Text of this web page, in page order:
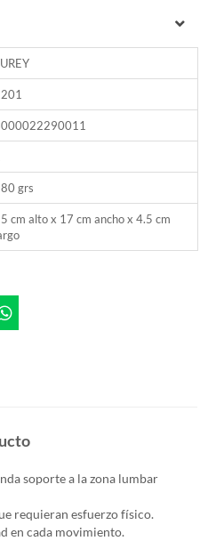
grs
cm alto x 17 cm ancho x 4.5 cm
soporte a la zona lumbar
requieran esfuerzo físico.
en cada movimiento.